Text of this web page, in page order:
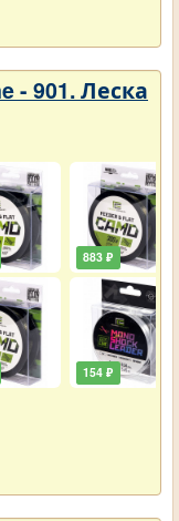
- 901. Леска
883 ₽
154 ₽